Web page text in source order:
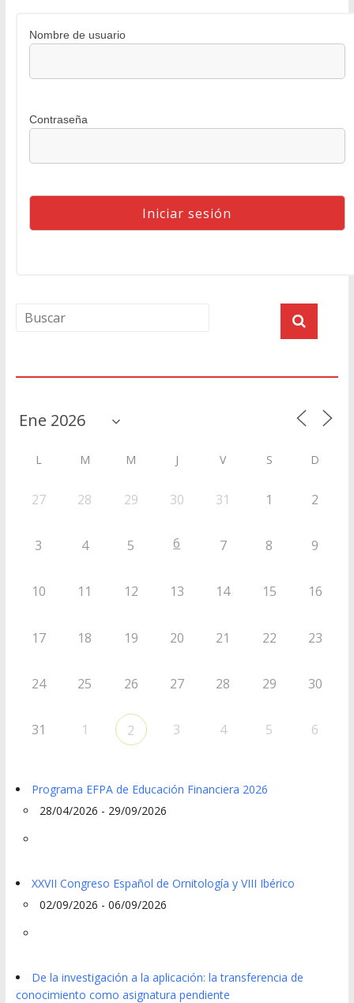
Nombre de usuario
Contraseña
L M M J V S D
27 28 29 30 31 1 2
3 4 5 6 7 8 9
10 11 12 13 14 15 16
17 18 19 20 21 22 23
24 25 26 27 28 29 30
31 1 2 3 4 5 6
Programa EFPA de Educación Financiera 2026
28/04/2026 - 29/09/2026
XXVII Congreso Español de Ornitología y VIII Ibérico
02/09/2026 - 06/09/2026
De la investigación a la aplicación: la transferencia de
conocimiento como asignatura pendiente